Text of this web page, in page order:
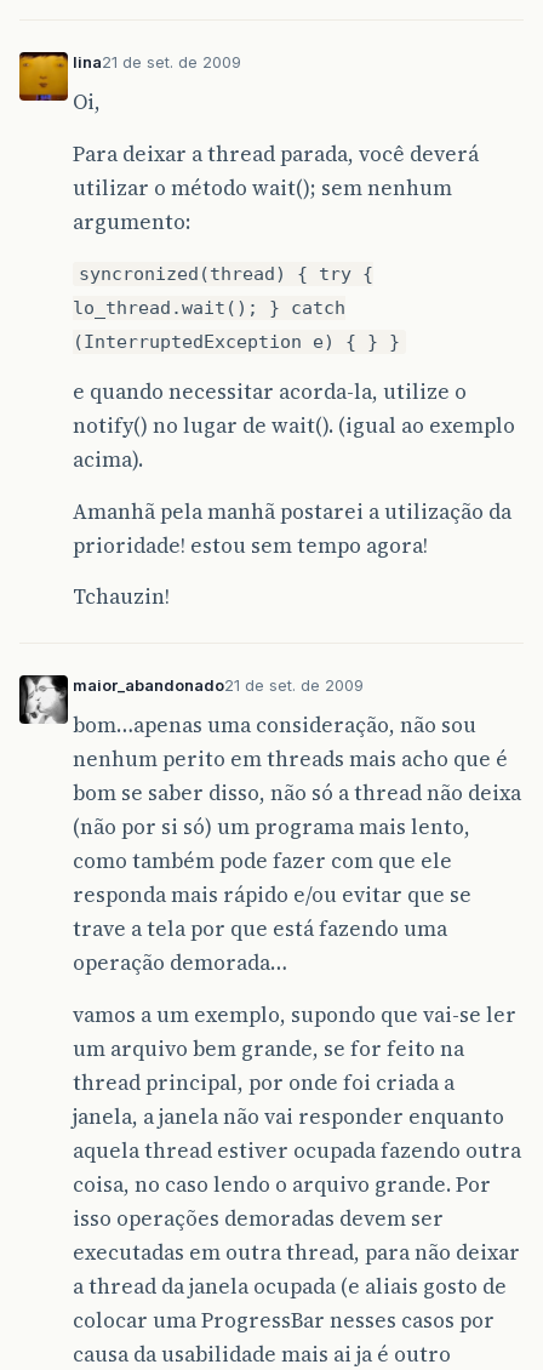
}
);
}
public static void main String
new Testando (). setVisible
}
lina21 de set. de 2009
Oi,
Para deixar a thread parada, você deverá
utilizar o método wait(); sem nenhum
argumento:
syncronized(thread) { try {
lo_thread.wait(); } catch
(InterruptedException e) { } }
e quando necessitar acorda-la, utilize o
notify() no lugar de wait(). (igual ao exemplo
acima).
Amanhã pela manhã postarei a utilização da
prioridade! estou sem tempo agora!
Tchauzin!
maior_abandonado21 de set. de 2009
bom…apenas uma consideração, não sou
nenhum perito em threads mais acho que é
bom se saber disso, não só a thread não deixa
(não por si só) um programa mais lento,
como também pode fazer com que ele
responda mais rápido e/ou evitar que se
trave a tela por que está fazendo uma
operação demorada…
vamos a um exemplo, supondo que vai-se ler
um arquivo bem grande, se for feito na
thread principal, por onde foi criada a
janela, a janela não vai responder enquanto
aquela thread estiver ocupada fazendo outra
coisa, no caso lendo o arquivo grande. Por
isso operações demoradas devem ser
executadas em outra thread, para não deixar
a thread da janela ocupada (e aliais gosto de
colocar uma ProgressBar nesses casos por
causa da usabilidade mais ai ja é outro